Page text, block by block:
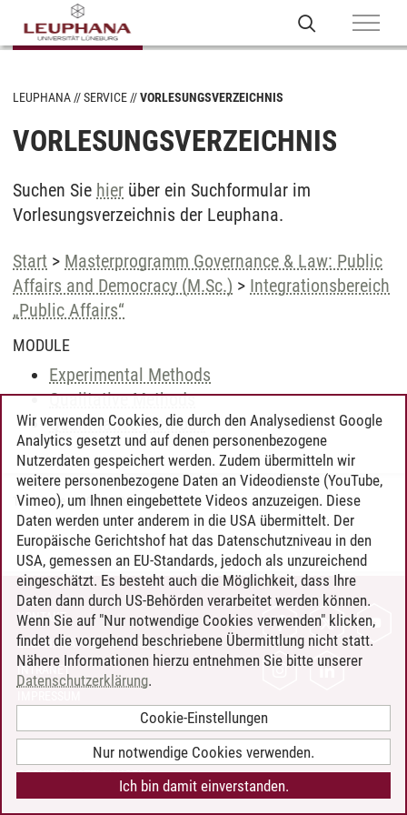
LEUPHANA SERVICE VORLESUNGSVERZEICHNIS
VORLESUNGSVERZEICHNIS
Suchen Sie hier über ein Suchformular im
Vorlesungsverzeichnis der Leuphana.
Start > Masterprogramm Governance & Law: Public
Affairs and Democracy (M.Sc.) > Integrationsbereich
„Public Affairs“
MODULE
Experimental Methods
Qualitative Methods
Quantitative Methods
Timo Leder/30.06.2024
KONTAKT
LEUPHANA ALS ARBEITGEBER
INTRANET
BARRIEREFREIHEIT
COOKIE-EINSTELLUNGEN
Wir verwenden Cookies, die durch den Analysedienst Google
Analytics gesetzt und auf denen personenbezogene
Nutzerdaten gespeichert werden. Zudem übermitteln wir
weitere personenbezogene Daten an Videodienste (YouTube,
Vimeo), um Ihnen eingebettete Videos anzuzeigen. Diese
Daten werden unter anderem in die USA übermittelt. Der
Europäische Gerichtshof hat das Datenschutzniveau in den
USA, gemessen an EU-Standards, jedoch als unzureichend
eingeschätzt. Es besteht auch die Möglichkeit, dass Ihre
Daten dann durch US-Behörden verarbeitet werden können.
Wenn Sie auf "Nur notwendige Cookies verwenden" klicken,
findet die vorgehend beschriebene Übermittlung nicht statt.
Nähere Informationen hierzu entnehmen Sie bitte unserer
Datenschutzerklärung.
Cookie-Einstellungen
Nur notwendige Cookies verwenden.
Ich bin damit einverstanden.